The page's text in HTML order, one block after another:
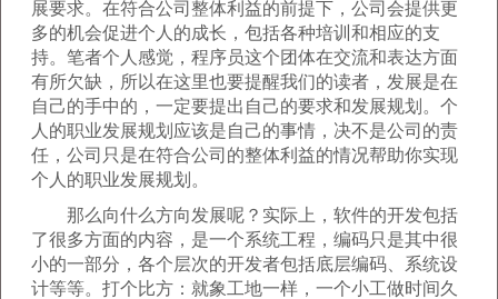
展要求。在符合公司整体利益的前提下，公司会提供更
多的机会促进个人的成长，包括各种培训和相应的支
持。笔者个人感觉，程序员这个团体在交流和表达方面
有所欠缺，所以在这里也要提醒我们的读者，发展是在
自己的手中的，一定要提出自己的要求和发展规划。个
人的职业发展规划应该是自己的事情，决不是公司的责
任，公司只是在符合公司的整体利益的情况帮助你实现
个人的职业发展规划。
那么向什么方向发展呢？实际上，软件的开发包括
了很多方面的内容，是一个系统工程，编码只是其中很
小的一部分，各个层次的开发者包括底层编码、系统设
计等等。打个比方：就象工地一样，一个小工做时间久